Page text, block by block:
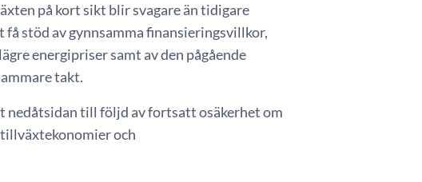
på kort sikt blir svagare än tidigare
stöd av gynnsamma finansieringsvillkor,
energipriser samt av den pågående
takt.
till följd av fortsatt osäkerhet om
och